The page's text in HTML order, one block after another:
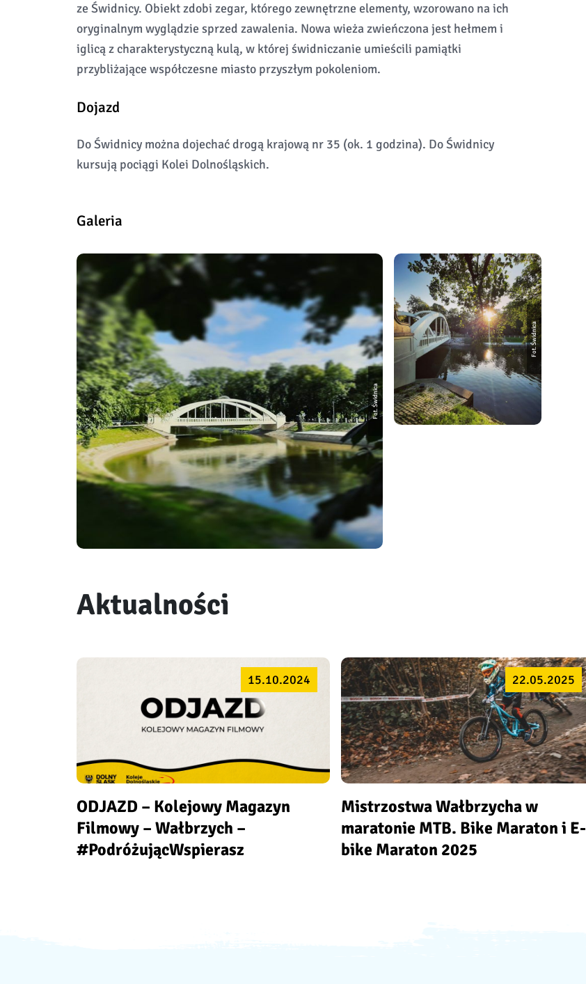
ze Świdnicy. Obiekt zdobi zegar, którego zewnętrzne elementy, wzorowano na ich
oryginalnym wyglądzie sprzed zawalenia. Nowa wieża zwieńczona jest hełmem i
iglicą z charakterystyczną kulą, w której świdniczanie umieścili pamiątki
przybliżające współczesne miasto przyszłym pokoleniom.
Dojazd
Do Świdnicy można dojechać drogą krajową nr 35 (ok. 1 godzina). Do Świdnicy
kursują pociągi Kolei Dolnośląskich.
Galeria
Fot. Świdnica
Fot. Świdnica
Aktualności
15.10.2024
ODJAZD – Kolejowy Magazyn
Filmowy – Wałbrzych –
#PodróżującWspierasz
22.05.2025
Mistrzostwa Wałbrzycha w
maratonie MTB. Bike Maraton i E-
bike Maraton 2025